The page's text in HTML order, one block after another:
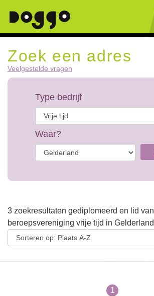
Zoek een adres
Veelgestelde vragen
Type bedrijf
Waar?
3 zoekresultaten gediplomeerd en lid van
beroepsvereniging vrije tijd in Gelderland
1